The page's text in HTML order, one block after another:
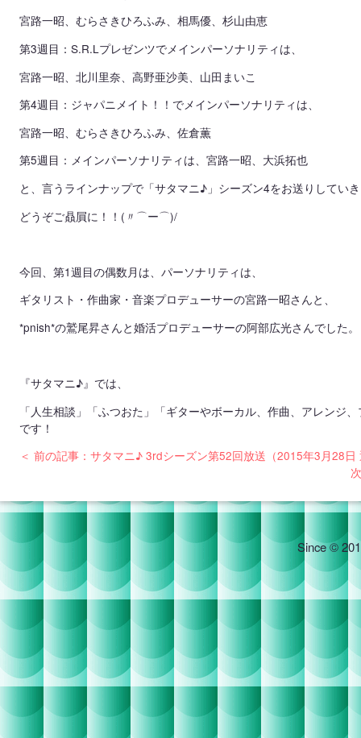
宮路一昭、むらさきひろふみ、相馬優、杉山由恵
第3週目：S.R.Lプレゼンツでメインパーソナリティは、
宮路一昭、北川里奈、高野亜沙美、山田まいこ
第4週目：ジャパニメイト！！でメインパーソナリティは、
宮路一昭、むらさきひろふみ、佐倉薫
第5週目：メインパーソナリティは、宮路一昭、大浜拓也
と、言うラインナップで「サタマニ♪」シーズン4をお送りしてい
どうぞご贔屓に！！(〃⌒ー⌒)/
今回、第1週目の偶数月は、パーソナリティは、
ギタリスト・作曲家・音楽プロデューサーの宮路一昭さんと、
*pnish*の鷲尾昇さんと婚活プロデューサーの阿部広光さんでした。
『サタマニ♪』では、
「人生相談」「ふつおた」「ギターやボーカル、作曲、アレン
です！
＜ 前の記事：サタマニ♪ 3rdシーズン第52回放送（2015年3月28
Since ©